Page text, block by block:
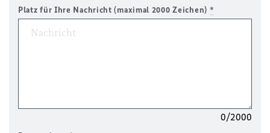
Platz für Ihre Nachricht (maximal 2000 Zeichen) *
0/2000